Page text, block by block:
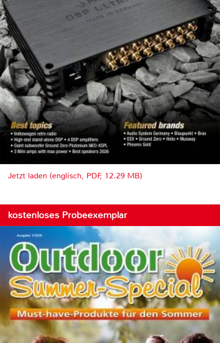
Jetzt laden (englisch, PDF, 12.29 MB)
kostenloses Probeexemplar